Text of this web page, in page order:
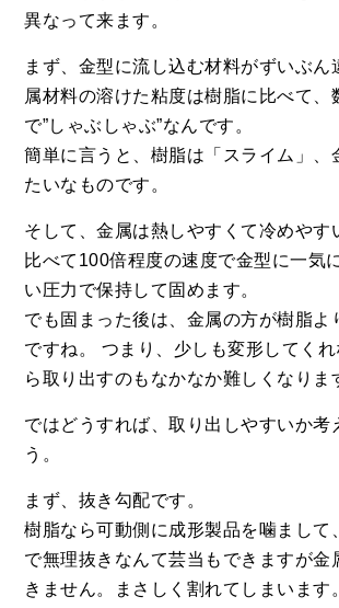
異なって来ます。
まず、金型に流し込む材料がずいぶん
属材料の溶けた粘度は樹脂に比べて、
で”しゃぶしゃぶ”なんです。
簡単に言うと、樹脂は「スライム」、
たいなものです。
そして、金属は熱しやすくて冷めやす
比べて100倍程度の速度で金型に一気
い圧力で保持して固めます。
でも固まった後は、金属の方が樹脂よ
ですね。 つまり、少しも変形してく
ら取り出すのもなかなか難しくなりま
ではどうすれば、取り出しやすいか考
う。
まず、抜き勾配です。
樹脂なら可動側に成形製品を噛まして
で無理抜きなんて芸当もできますが金
きません。まさしく割れてしまいます。